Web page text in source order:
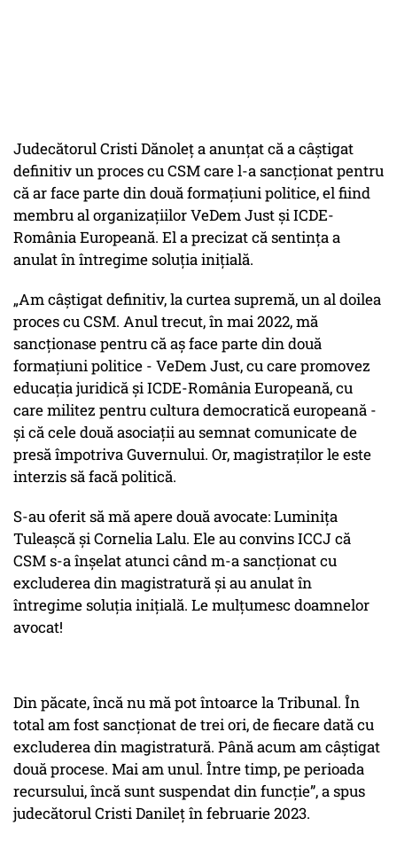
Judecătorul Cristi Dănoleţ a anunţat că a câştigat
definitiv un proces cu CSM care l-a sancţionat pentru
că ar face parte din două formaţiuni politice, el fiind
membru al organizaţiilor VeDem Just şi ICDE-
România Europeană. El a precizat că sentinţa a
anulat în întregime soluţia iniţială.
„Am câștigat definitiv, la curtea supremă, un al doilea
proces cu CSM. Anul trecut, în mai 2022, mă
sancționase pentru că aș face parte din două
formațiuni politice - VeDem Just, cu care promovez
educația juridică și ICDE-România Europeană, cu
care militez pentru cultura democratică europeană -
și că cele două asociații au semnat comunicate de
presă împotriva Guvernului. Or, magistraților le este
interzis să facă politică.
S-au oferit să mă apere două avocate: Luminița
Tuleașcă și Cornelia Lalu. Ele au convins ICCJ că
CSM s-a înșelat atunci când m-a sancționat cu
excluderea din magistratură și au anulat în
întregime soluția inițială. Le mulțumesc doamnelor
avocat!
Din păcate, încă nu mă pot întoarce la Tribunal. În
total am fost sancționat de trei ori, de fiecare dată cu
excluderea din magistratură. Până acum am câștigat
două procese. Mai am unul. Între timp, pe perioada
recursului, încă sunt suspendat din funcție”, a spus
judecătorul Cristi Danileț în februarie 2023.